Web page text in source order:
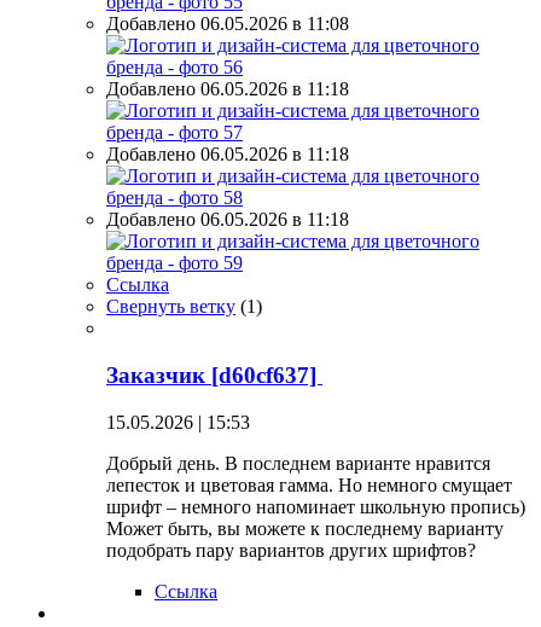
Добавлено 06.05.2026 в 11:08
Добавлено 06.05.2026 в 11:18
Добавлено 06.05.2026 в 11:18
Добавлено 06.05.2026 в 11:18
Ссылка
Свернуть ветку (1)
Заказчик [d60cf637]
15.05.2026 | 15:53
Добрый день. В последнем варианте нравится
лепесток и цветовая гамма. Но немного смущает
шрифт – немного напоминает школьную пропись)
Может быть, вы можете к последнему варианту
подобрать пару вариантов других шрифтов?
Ссылка